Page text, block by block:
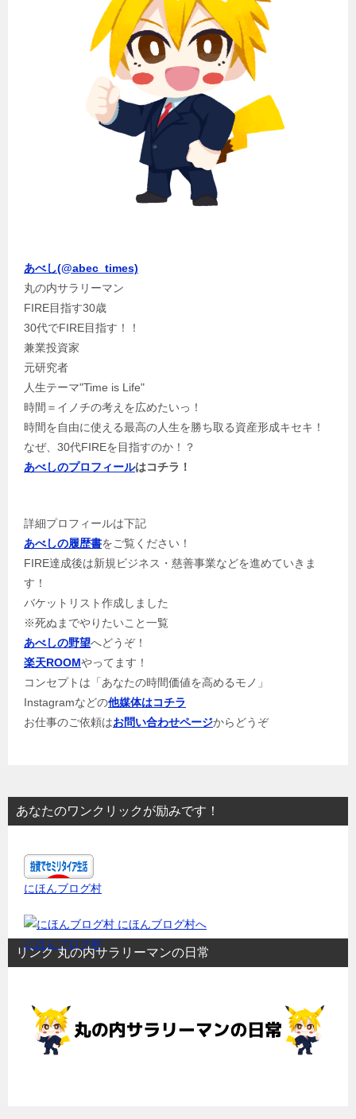
あべし(@abec_times)
丸の内サラリーマン
FIRE目指す30歳
30代でFIRE目指す！！
兼業投資家
元研究者
人生テーマ"Time is Life"
時間＝イノチの考えを広めたいっ！
時間を自由に使える最高の人生を勝ち取る資産形成キセキ！
なぜ、30代FIREを目指すのか！？
あべしのプロフィールはコチラ！
詳細プロフィールは下記
あべしの履歴書をご覧ください！
FIRE達成後は新規ビジネス・慈善事業などを進めていきま
す！
バケットリスト作成しました
※死ぬまでやりたいこと一覧
あべしの野望へどうぞ！
楽天ROOMやってます！
コンセプトは「あなたの時間価値を高めるモノ」
Instagramなどの他媒体はコチラ
お仕事のご依頼はお問い合わせページからどうぞ
あなたのワンクリックが励みです！
にほんブログ村
にほんブログ村
リンク 丸の内サラリーマンの日常